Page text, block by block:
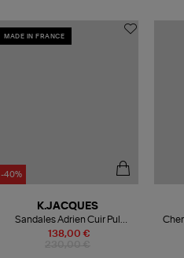
MADE IN FRANCE
-40%
138,00 €
K.JACQUES
Sandales Adrien Cuir Pul
Naturel